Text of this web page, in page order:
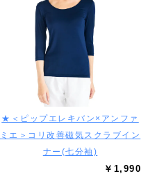
★＜ピップエレキバン×アンファ
ミエ＞コリ改善磁気スクラブイン
ナー(七分袖)
￥1,990